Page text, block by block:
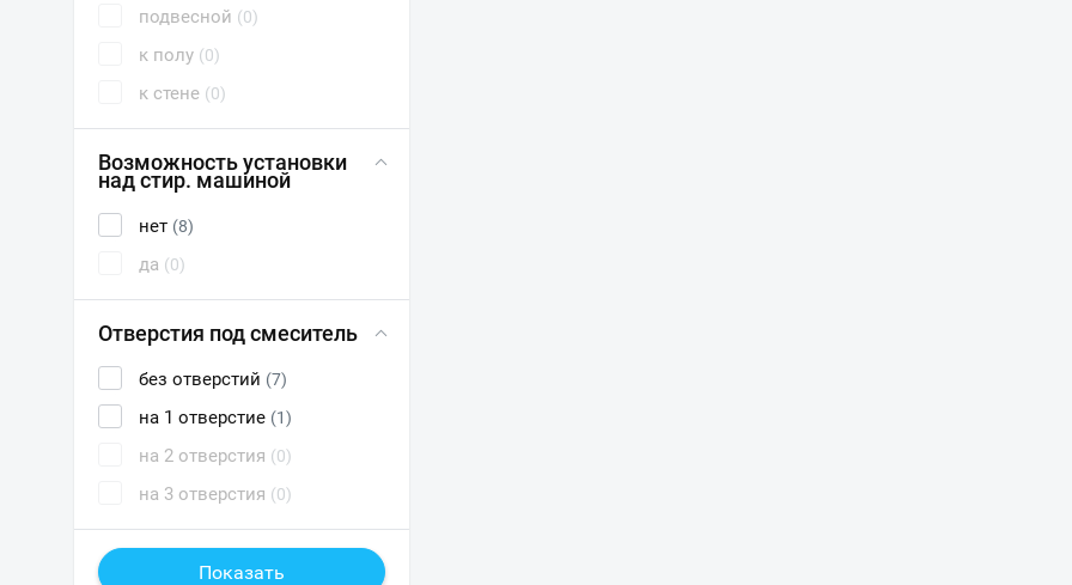
подвесной (0)
к полу (0)
к стене (0)
Возможность установки
над стир. машиной
нет (8)
да (0)
Отверстия под смеситель
без отверстий (7)
на 1 отверстие (1)
на 2 отверстия (0)
на 3 отверстия (0)